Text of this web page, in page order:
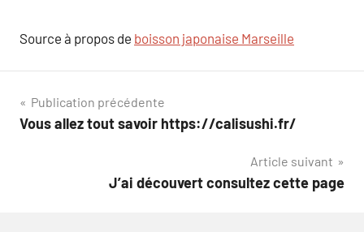
Source à propos de boisson japonaise Marseille
Navigation
de
Publication précédente
Vous allez tout savoir https://calisushi.fr/
Article suivant
J’ai découvert consultez cette page